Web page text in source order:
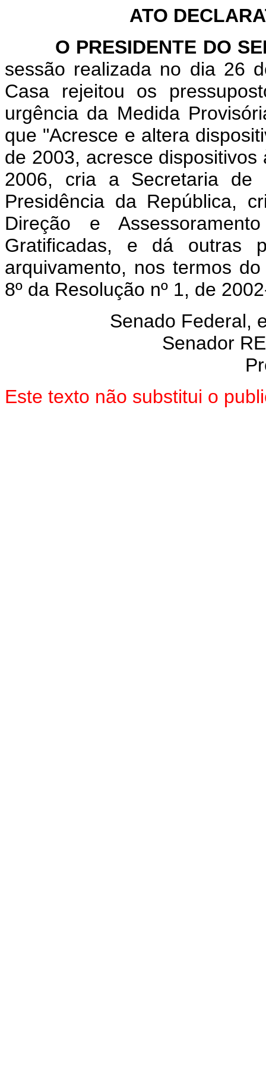
ATO
O PRESIDENTE DO
sessão realizada no dia 26
Casa rejeitou os
urgência da Medida
que "Acresce e altera
de 2003, acresce
2006, cria a Secretaria de
Presidência da República,
Direção e
Gratificadas, e dá outras
arquivamento, nos termos
8º da Resolução nº 1, de
Senado Federal,
Senador
Este texto não substitui o